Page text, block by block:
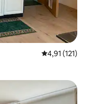
4,91 av 5 i
4,91 (121)